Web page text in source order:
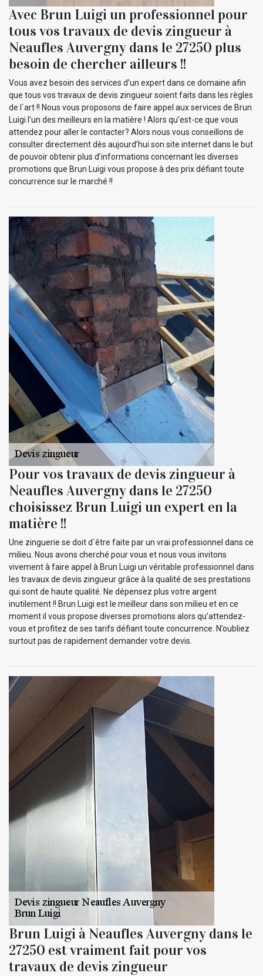
Avec Brun Luigi un professionnel pour
tous vos travaux de devis zingueur à
Neaufles Auvergny dans le 27250 plus
besoin de chercher ailleurs !!
Vous avez besoin des services d’un expert dans ce domaine afin
que tous vos travaux de devis zingueur soient faits dans les règles
de l`art !! Nous vous proposons de faire appel aux services de Brun
Luigi l’un des meilleurs en la matière ! Alors qu’est-ce que vous
attendez pour aller le contacter? Alors nous vous conseillons de
consulter directement dès aujourd’hui son site internet dans le but
de pouvoir obtenir plus d’informations concernant les diverses
promotions que Brun Luigi vous propose à des prix défiant toute
concurrence sur le marché !!
Pour vos travaux de devis zingueur à
Neaufles Auvergny dans le 27250
choisissez Brun Luigi un expert en la
matière !!
Une zinguerie se doit d`être faite par un vrai professionnel dans ce
milieu. Nous avons cherché pour vous et nous vous invitons
vivement à faire appel à Brun Luigi un véritable professionnel dans
les travaux de devis zingueur grâce à la qualité de ses prestations
qui sont de haute qualité. Ne dépensez plus votre argent
inutilement !! Brun Luigi est le meilleur dans son milieu et en ce
moment il vous propose diverses promotions alors qu’attendez-
vous et profitez de ses tarifs défiant toute concurrence. N’oubliez
surtout pas de rapidement demander votre devis.
Brun Luigi à Neaufles Auvergny dans le
27250 est vraiment fait pour vos
travaux de devis zingueur